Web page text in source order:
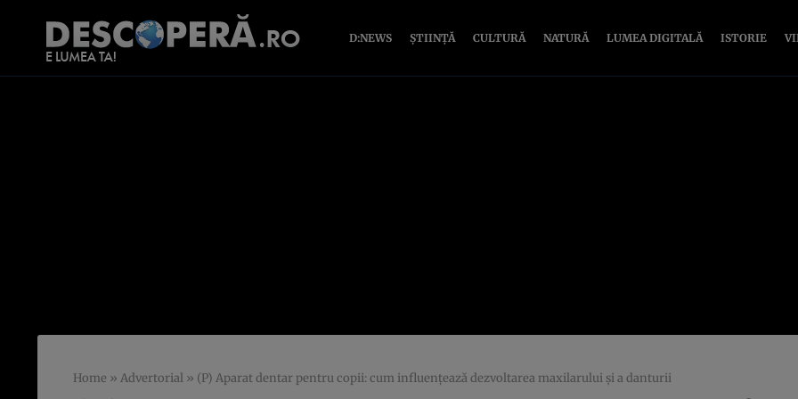
D:NEWS ȘTIINȚĂ CULTURĂ NATURĂ LUMEA DIGITALĂ ISTORIE
Home » Advertorial » (P) Aparat dentar pentru copii: cum influențează dezvoltarea maxilarului și a danturii